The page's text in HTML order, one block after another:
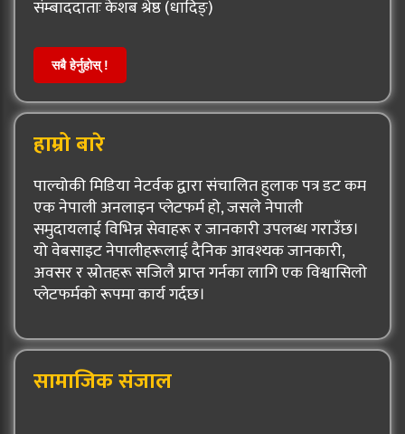
संम्बाददाताः केशब श्रेष्ठ (धादिङ्)
सबै हेर्नुहोस् !
हाम्रो बारे
पाल्चोकी मिडिया नेटर्वक द्वारा संचालित हुलाक पत्र डट कम
एक नेपाली अनलाइन प्लेटफर्म हो, जसले नेपाली
समुदायलाई विभिन्न सेवाहरू र जानकारी उपलब्ध गराउँछ।
यो वेबसाइट नेपालीहरूलाई दैनिक आवश्यक जानकारी,
अवसर र स्रोतहरू सजिलै प्राप्त गर्नका लागि एक विश्वासिलो
प्लेटफर्मको रूपमा कार्य गर्दछ।
सामाजिक संजाल